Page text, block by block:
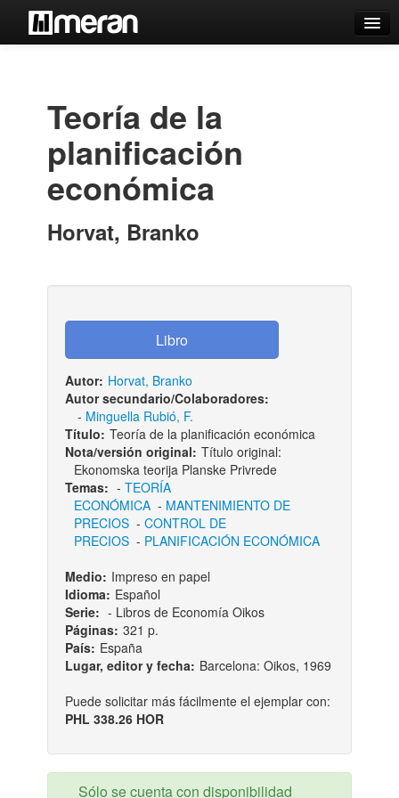
Estantes Virtuales
Contacto
Teoría de la
planificación
económica
Horvat, Branko
Autor: Horvat, Branko
Autor secundario/Colaboradores:
- Minguella Rubió, F.
Título: Teoría de la planificación económica
Nota/versión original: Título original:
Ekonomska teorija Planske Privrede
Temas: - TEORÍA
ECONÓMICA- MANTENIMIENTO DE
PRECIOS- CONTROL DE
PRECIOS- PLANIFICACIÓN ECONÓMICA
Medio: Impreso en papel
Idioma: Español
Serie: - Libros de Economía Oikos
Páginas: 321 p.
País: España
Lugar, editor y fecha: Barcelona: Oikos, 1969
Puede solicitar más fácilmente el ejemplar con:
PHL 338.26 HOR
Sólo se cuenta con disponibilidad